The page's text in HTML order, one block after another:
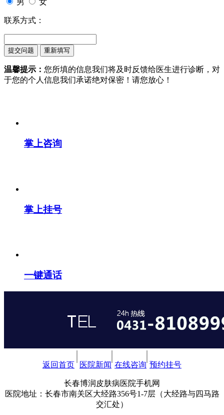
男 女
联系方式：
温馨提示： 您所填的信息我们将及时反馈给医生进行诊断，对
于您的个人信息我们承诺绝对保密！请您放心！
掌上咨询
掌上挂号
一键通话
返回首页 医院新闻 在线咨询 预约挂号
长春博润皮肤病医院手机网
医院地址：长春市南关区大经路356号1-7层（大经路与四马路
交汇处）